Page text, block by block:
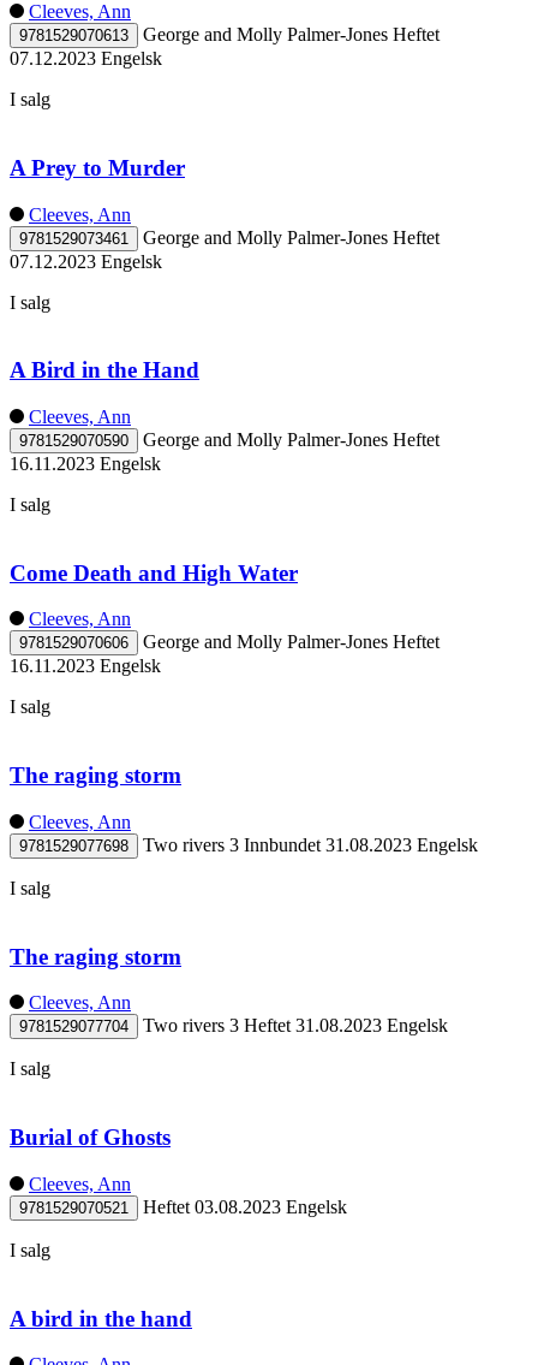
Cleeves, Ann
9781529070613 George and Molly Palmer-Jones Heftet
07.12.2023 Engelsk
I salg
A Prey to Murder
Cleeves, Ann
9781529073461 George and Molly Palmer-Jones Heftet
07.12.2023 Engelsk
I salg
A Bird in the Hand
Cleeves, Ann
9781529070590 George and Molly Palmer-Jones Heftet
16.11.2023 Engelsk
I salg
Come Death and High Water
Cleeves, Ann
9781529070606 George and Molly Palmer-Jones Heftet
16.11.2023 Engelsk
I salg
The raging storm
Cleeves, Ann
9781529077698 Two rivers 3 Innbundet 31.08.2023 Engelsk
I salg
The raging storm
Cleeves, Ann
9781529077704 Two rivers 3 Heftet 31.08.2023 Engelsk
I salg
Burial of Ghosts
Cleeves, Ann
9781529070521 Heftet 03.08.2023 Engelsk
I salg
A bird in the hand